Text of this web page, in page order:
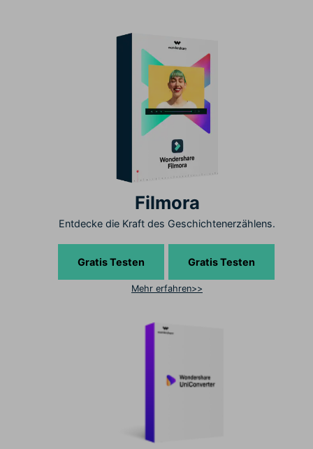
Filmora
Entdecke die Kraft des Geschichtenerzählens.
Gratis Testen Gratis Testen
Mehr erfahren>>